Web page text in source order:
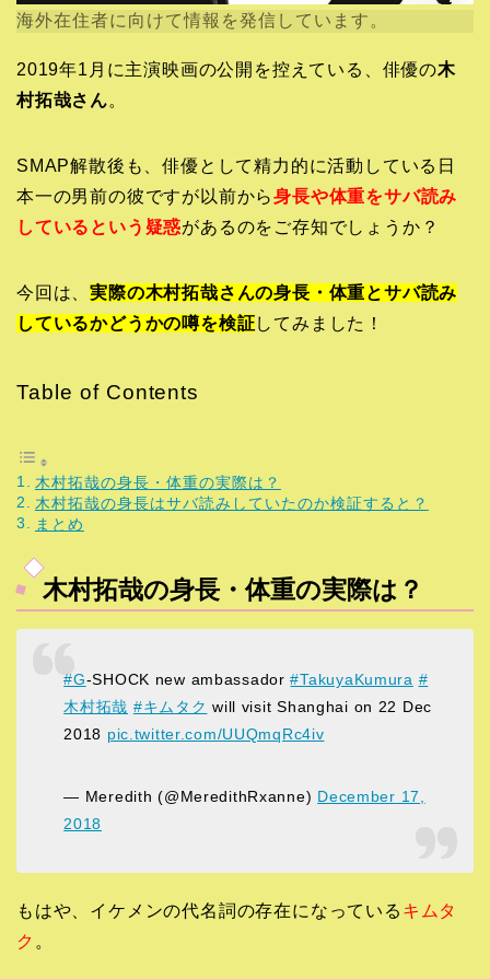
海外在住者に向けて情報を発信しています。
2019年1月に主演映画の公開を控えている、俳優の木
村拓哉さん。
SMAP解散後も、俳優として精力的に活動している日
本一の男前の彼ですが以前から身長や体重をサバ読み
しているという疑惑があるのをご存知でしょうか？
今回は、実際の木村拓哉さんの身長・体重とサバ読み
しているかどうかの噂を検証してみました！
Table of Contents
木村拓哉の身長・体重の実際は？
木村拓哉の身長はサバ読みしていたのか検証すると？
まとめ
木村拓哉の身長・体重の実際は？
#G-SHOCK new ambassador#TakuyaKumura #
木村拓哉 #キムタク will visit Shanghai on 22 Dec
2018 pic.twitter.com/UUQmqRc4iv
— Meredith (@MeredithRxanne) December 17,
2018
もはや、イケメンの代名詞の存在になっている キムタ
ク 。